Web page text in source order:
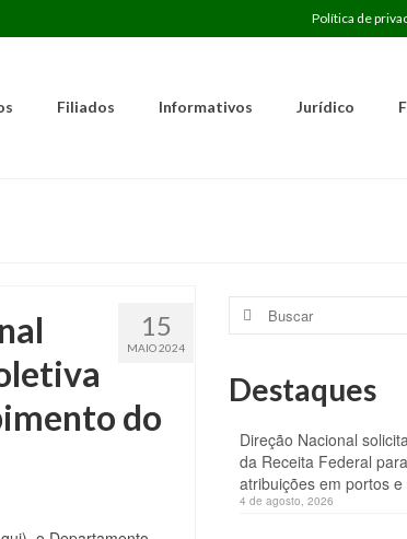
Política de
Filiados Informativos Jurídico
15
MAIO 2024
do
Buscar
por:
Destaques
Direção Nacional
da Receita Federal
atribuições em portos
4 de agosto, 2026